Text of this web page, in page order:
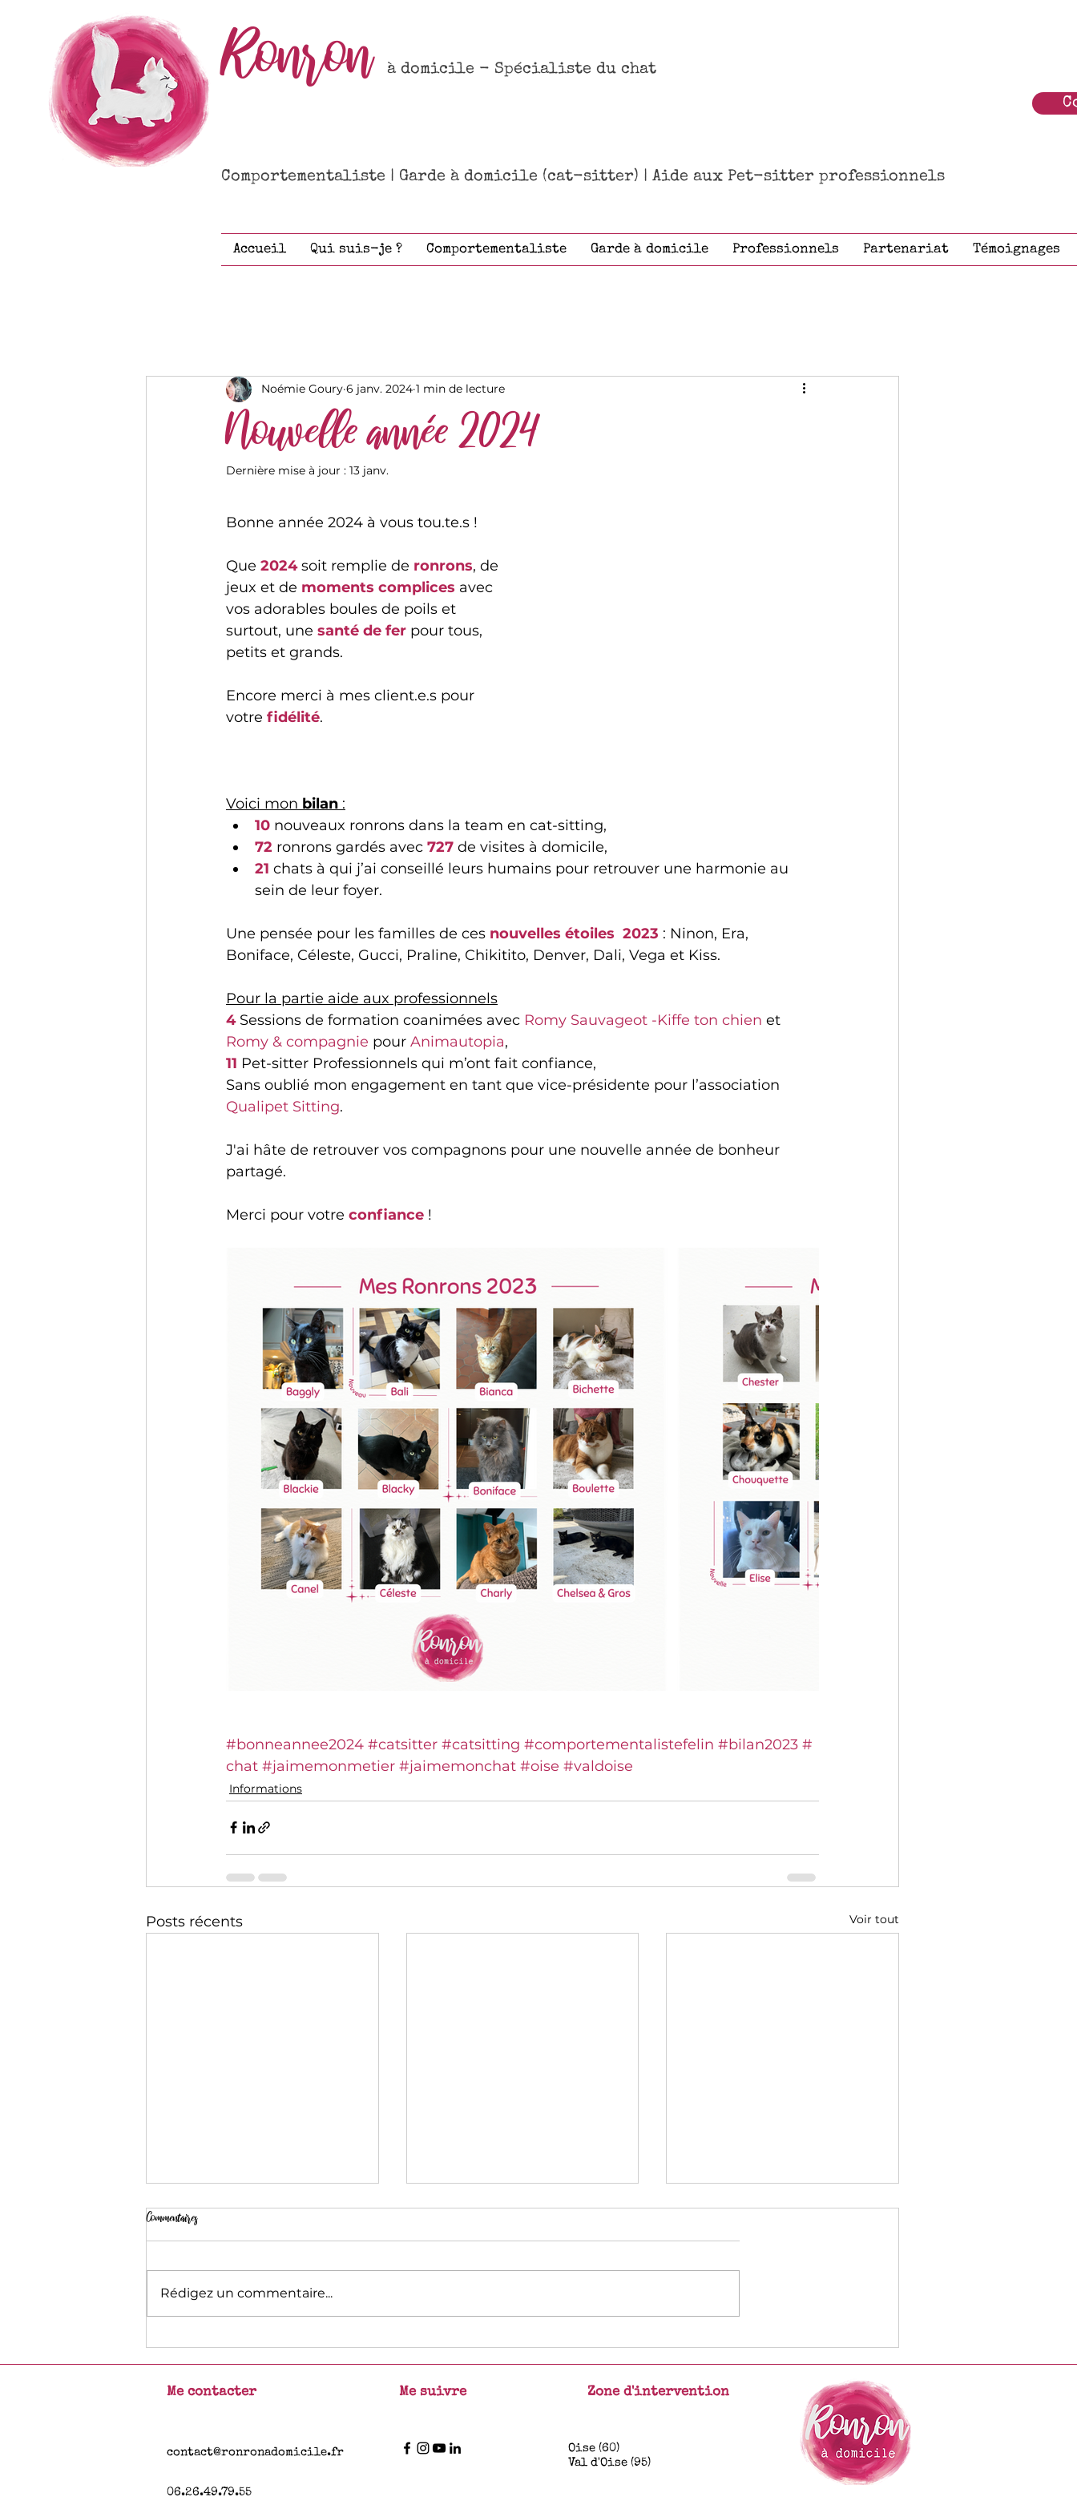
Ronron à domicile - Spécialiste du chat
Comportementaliste | Garde à domicile (cat-sitter) | Aide aux Pet-sitter professionnels
Accueil Qui suis-je ? Comportementaliste Garde à domicile Professionnels Partenariat Témoignages
Nouvelle année 2024
Noémie Goury 6 janv. 2024 1 min de lecture
Dernière mise à jour : 13 janv.
Bonne année 2024 à vous tou.te.s !
Que 2024 soit remplie de ronrons, de
jeux et de moments complices avec
vos adorables boules de poils et
surtout, une santé de fer pour tous,
petits et grands.
Encore merci à mes client.e.s pour
votre fidélité.
Voici mon bilan :
10 nouveaux ronrons dans la team en cat-sitting,
72 ronrons gardés avec 727 de visites à domicile,
21 chats à qui j’ai conseillé leurs humains pour retrouver une harmonie au
sein de leur foyer.
Une pensée pour les familles de ces nouvelles étoiles  2023 : Ninon, Era,
Boniface, Céleste, Gucci, Praline, Chikitito, Denver, Dali, Vega et Kiss.
Pour la partie aide aux professionnels
4 Sessions de formation coanimées avec Romy Sauvageot -Kiffe ton chien et
Romy & compagnie pour Animautopia,
11 Pet-sitter Professionnels qui m’ont fait confiance,
Sans oublié mon engagement en tant que vice-présidente pour l’association
Qualipet Sitting.
J'ai hâte de retrouver vos compagnons pour une nouvelle année de bonheur
partagé.
Merci pour votre confiance !
#bonneannee2024 #catsitter #catsitting #comportementalistefelin #bilan2023 #
chat #jaimemonmetier #jaimemonchat #oise #valdoise
Informations
Posts récents Voir tout
Nouvelle année 2026
I'll be back
Commentaires
Rédigez un commentaire...
Me contacter
contact@ronronadomicile.fr
Me suivre
06.26.49.79.55
Zone d'intervention
Oise (60)
Val d'Oise (95)